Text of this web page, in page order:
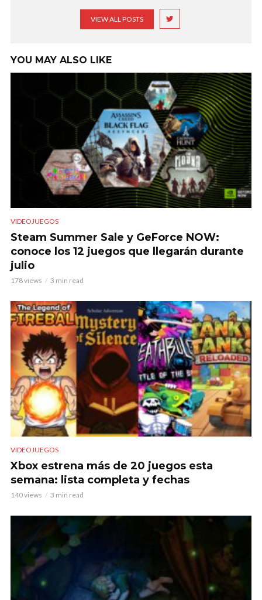
VIEW ALL POSTS
YOU MAY ALSO LIKE
VIDEOJUEGOS
Steam Summer Sale y GeForce NOW:
conoce los 12 juegos que llegarán durante
julio
178 views 3 min read
VIDEOJUEGOS
Xbox estrena más de 20 juegos esta
semana: lista completa y fechas
140 views 3 min read